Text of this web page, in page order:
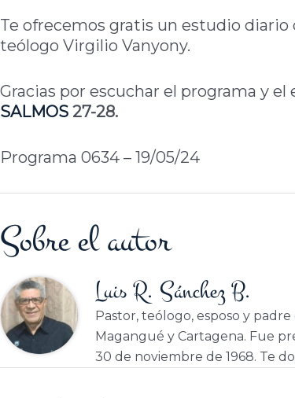
Te ofrecemos gratis un estudio diario
teólogo Virgilio Vanyony.
Gracias por escuchar el programa y
SALMOS 27-28.
Programa 0634 – 19/05/24
Sobre el autor
Luis R. Sánchez B.
Pastor, teólogo, esposo y
Magangué y Cartagena. Fue
30 de noviembre de 1968. Te